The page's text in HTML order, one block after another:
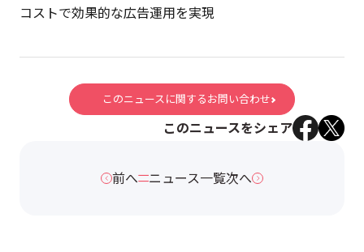
コストで効果的な広告運用を実現
このニュースに関するお問い合わせ
このニュースをシェア
前へ ニュース一覧次へ